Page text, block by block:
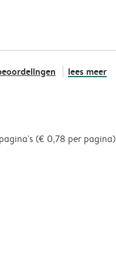
lees meer
(€ 0,78 per pagina)